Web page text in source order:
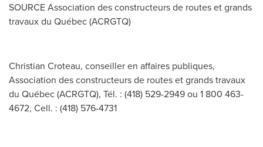
SOURCE Association des constructeurs de routes et grands
travaux du Québec (ACRGTQ)
Christian Croteau, conseiller en affaires publiques,
Association des constructeurs de routes et grands travaux
du Québec (ACRGTQ), Tél. : (418) 529-2949 ou 1 800 463-
4672, Cell. : (418) 576-4731